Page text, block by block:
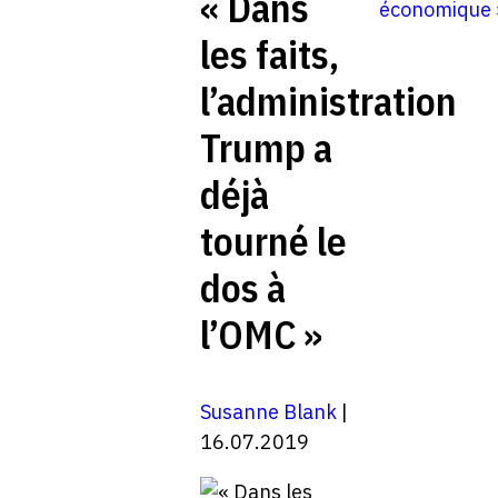
les faits,
l’administration
Trump a
déjà
tourné le
dos à
l’OMC »
Susanne Blank |
16.07.2019
économique